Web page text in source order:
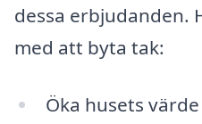
dessa erbjudanden.
med att byta tak:
Öka husets